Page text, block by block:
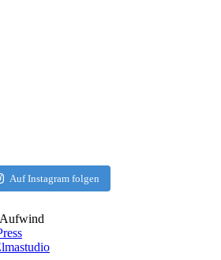
Auf Instagram folgen